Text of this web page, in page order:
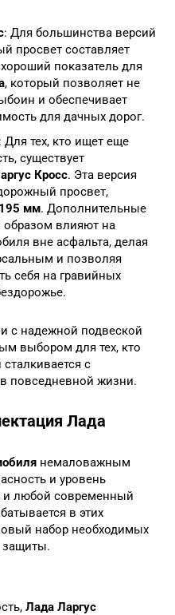
: Для большинства версий
просвет составляет
показатель для
, который позволяет не
и обеспечивает
для дачных дорог.
: Для тех, кто ищет еще
существует
Кросс. Эта версия
просвет,
195 мм. Дополнительные
влияют на
вне асфальта, делая
и позволяя
себя на гравийных
с надежной подвеской
выбором для тех, кто
с
повседневной жизни.
Лада
немаловажным
и уровень
и любой современный
в этих
набор необходимых
защиты.
Лада Ларгус